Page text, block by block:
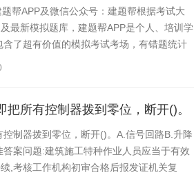
帮APP及微信公众号：建题帮根据考试大
最新模拟题库，建题帮APP是个人、培训学
了超有价值的模拟考试考场，有错题统计
以及考试趋势...
所有控制器拨到零位，断开()。
制器拨到零位，断开()。A.信号回路B.升降
案问题:建筑施工特种作业人员应当于有效
,考核工作机构初审合格后报发证机关复